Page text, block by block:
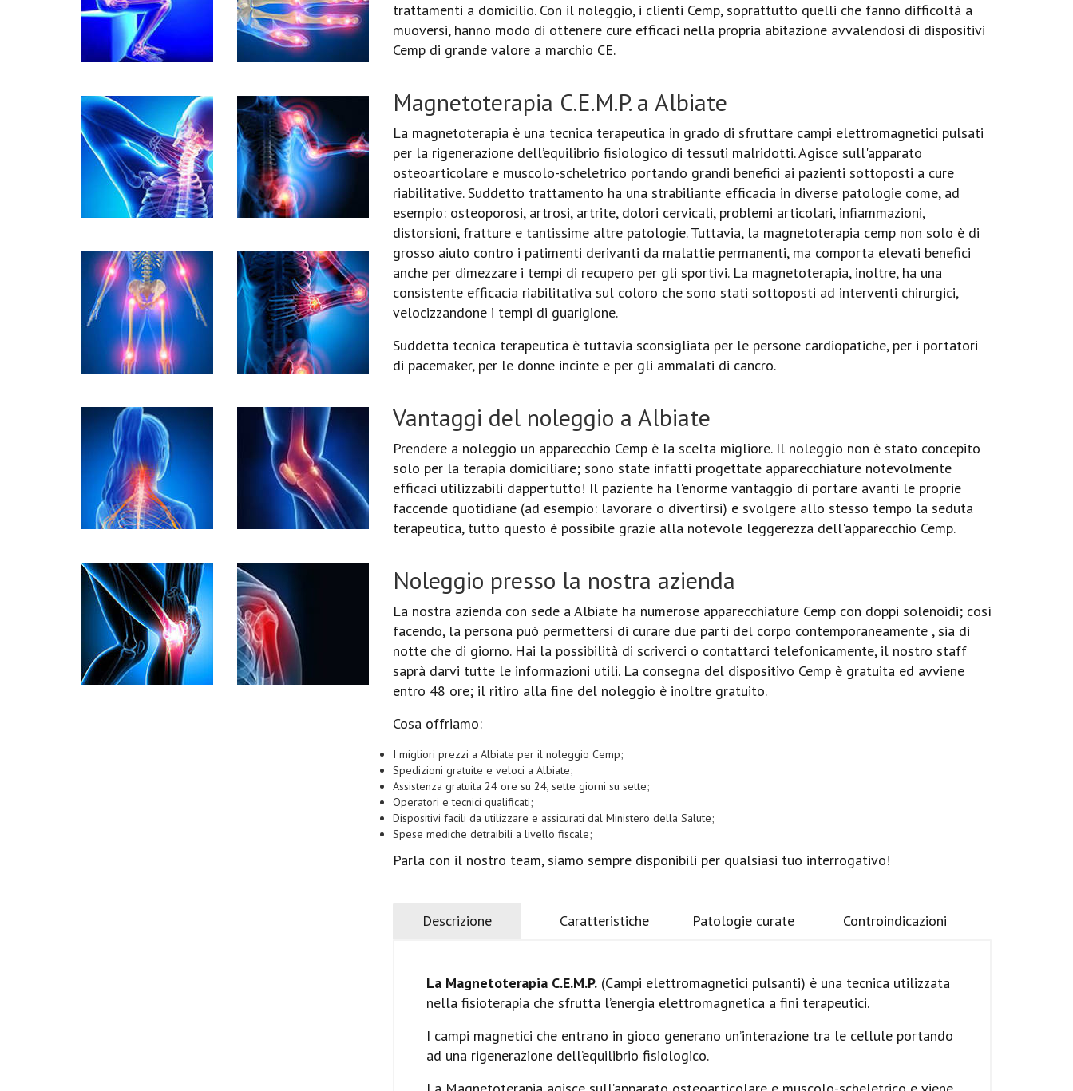
trattamenti a domicilio. Con il noleggio, i clienti Cemp, soprattutto quelli che fanno difficoltà a
muoversi, hanno modo di ottenere cure efficaci nella propria abitazione avvalendosi di dispositivi
Cemp di grande valore a marchio CE.
Magnetoterapia C.E.M.P. a Albiate
La magnetoterapia è una tecnica terapeutica in grado di sfruttare campi elettromagnetici pulsati
per la rigenerazione dell’equilibrio fisiologico di tessuti malridotti. Agisce sull'apparato
osteoarticolare e muscolo-scheletrico portando grandi benefici ai pazienti sottoposti a cure
riabilitative. Suddetto trattamento ha una strabiliante efficacia in diverse patologie come, ad
esempio: osteoporosi, artrosi, artrite, dolori cervicali, problemi articolari, infiammazioni,
distorsioni, fratture e tantissime altre patologie. Tuttavia, la magnetoterapia cemp non solo è di
grosso aiuto contro i patimenti derivanti da malattie permanenti, ma comporta elevati benefici
anche per dimezzare i tempi di recupero per gli sportivi. La magnetoterapia, inoltre, ha una
consistente efficacia riabilitativa sul coloro che sono stati sottoposti ad interventi chirurgici,
velocizzandone i tempi di guarigione.
Suddetta tecnica terapeutica è tuttavia sconsigliata per le persone cardiopatiche, per i portatori
di pacemaker, per le donne incinte e per gli ammalati di cancro.
Vantaggi del noleggio a Albiate
Prendere a noleggio un apparecchio Cemp è la scelta migliore. Il noleggio non è stato concepito
solo per la terapia domiciliare; sono state infatti progettate apparecchiature notevolmente
efficaci utilizzabili dappertutto! Il paziente ha l'enorme vantaggio di portare avanti le proprie
faccende quotidiane (ad esempio: lavorare o divertirsi) e svolgere allo stesso tempo la seduta
terapeutica, tutto questo è possibile grazie alla notevole leggerezza dell'apparecchio Cemp.
Noleggio presso la nostra azienda
La nostra azienda con sede a Albiate ha numerose apparecchiature Cemp con doppi solenoidi; così
facendo, la persona può permettersi di curare due parti del corpo contemporaneamente , sia di
notte che di giorno. Hai la possibilità di scriverci o contattarci telefonicamente, il nostro staff
saprà darvi tutte le informazioni utili. La consegna del dispositivo Cemp è gratuita ed avviene
entro 48 ore; il ritiro alla fine del noleggio è inoltre gratuito.
Cosa offriamo:
I migliori prezzi a Albiate per il noleggio Cemp;
Spedizioni gratuite e veloci a Albiate;
Assistenza gratuita 24 ore su 24, sette giorni su sette;
Operatori e tecnici qualificati;
Dispositivi facili da utilizzare e assicurati dal Ministero della Salute;
Spese mediche detraibili a livello fiscale;
Parla con il nostro team, siamo sempre disponibili per qualsiasi tuo interrogativo!
Descrizione Caratteristiche Patologie curate Controindicazioni
La Magnetoterapia C.E.M.P. (Campi elettromagnetici pulsanti) è una tecnica utilizzata
nella fisioterapia che sfrutta l’energia elettromagnetica a fini terapeutici.
I campi magnetici che entrano in gioco generano un’interazione tra le cellule portando
ad una rigenerazione dell’equilibrio fisiologico.